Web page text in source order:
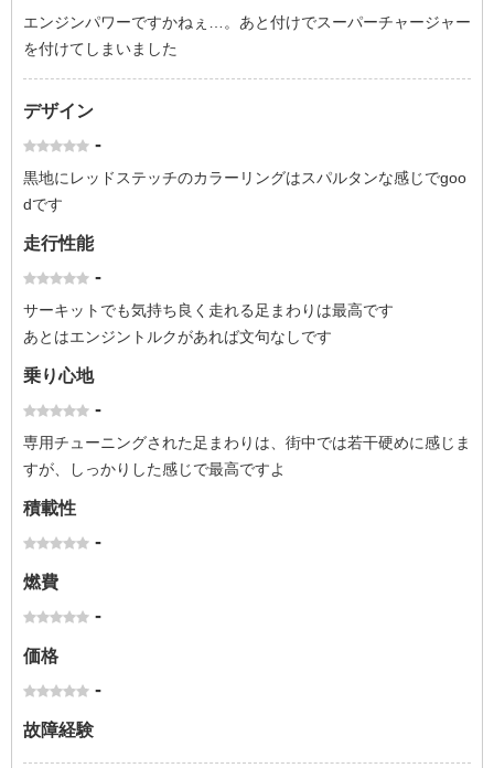
エンジンパワーですかねぇ…。あと付けでスーパーチャージャー
を付けてしまいました
デザイン
-
黒地にレッドステッチのカラーリングはスパルタンな感じでgoo
dです
走行性能
-
サーキットでも気持ち良く走れる足まわりは最高です
あとはエンジントルクがあれば文句なしです
乗り心地
-
専用チューニングされた足まわりは、街中では若干硬めに感じま
すが、しっかりした感じで最高ですよ
積載性
-
燃費
-
価格
-
故障経験